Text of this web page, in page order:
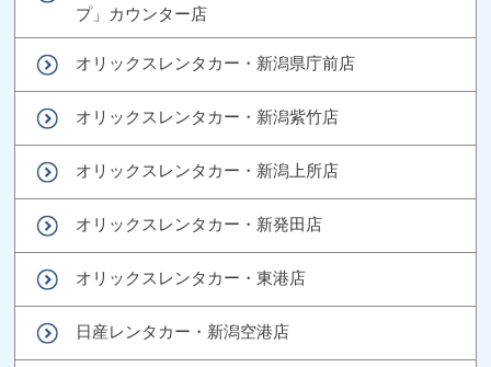
プ」カウンター店
オリックスレンタカー・新潟県庁前店
オリックスレンタカー・新潟紫竹店
オリックスレンタカー・新潟上所店
オリックスレンタカー・新発田店
オリックスレンタカー・東港店
日産レンタカー・新潟空港店